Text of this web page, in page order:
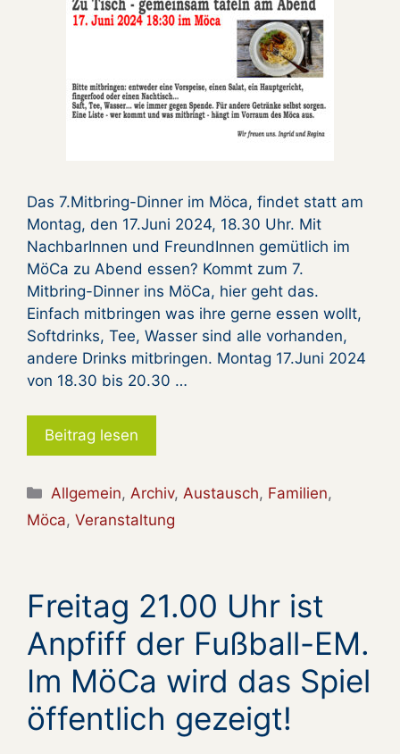
Das 7.Mitbring-Dinner im Möca, findet statt am
Montag, den 17.Juni 2024, 18.30 Uhr. Mit
NachbarInnen und FreundInnen gemütlich im
MöCa zu Abend essen? Kommt zum 7.
Mitbring-Dinner ins MöCa, hier geht das.
Einfach mitbringen was ihre gerne essen wollt,
Softdrinks, Tee, Wasser sind alle vorhanden,
andere Drinks mitbringen. Montag 17.Juni 2024
von 18.30 bis 20.30 …
Beitrag lesen
Kategorien
Allgemein, Archiv, Austausch, Familien,
Möca, Veranstaltung
Freitag 21.00 Uhr ist
Anpfiff der Fußball-EM.
Im MöCa wird das Spiel
öffentlich gezeigt!